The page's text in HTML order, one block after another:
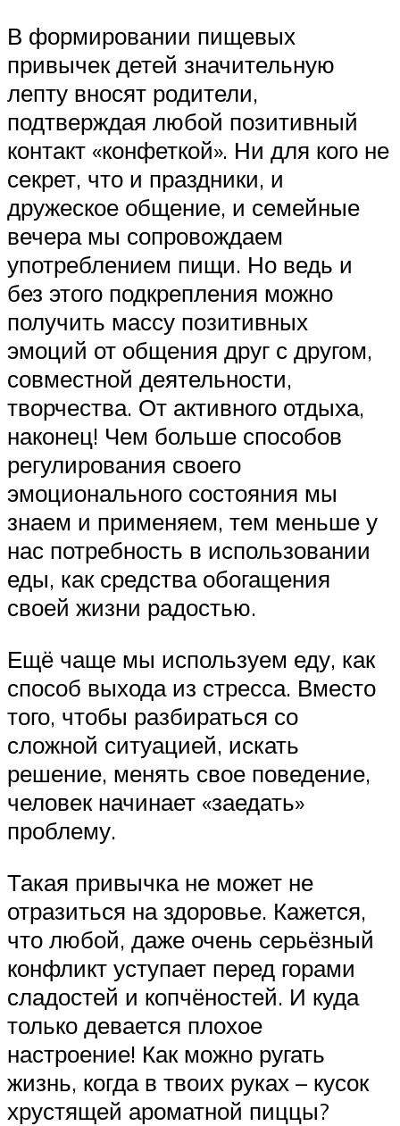
В формировании пищевых
привычек детей значительную
лепту вносят родители,
подтверждая любой позитивный
контакт «конфеткой». Ни для кого не
секрет, что и праздники, и
дружеское общение, и семейные
вечера мы сопровождаем
употреблением пищи. Но ведь и
без этого подкрепления можно
получить массу позитивных
эмоций от общения друг с другом,
совместной деятельности,
творчества. От активного отдыха,
наконец! Чем больше способов
регулирования своего
эмоционального состояния мы
знаем и применяем, тем меньше у
нас потребность в использовании
еды, как средства обогащения
своей жизни радостью.
Ещё чаще мы используем еду, как
способ выхода из стресса. Вместо
того, чтобы разбираться со
сложной ситуацией, искать
решение, менять свое поведение,
человек начинает «заедать»
проблему.
Такая привычка не может не
отразиться на здоровье. Кажется,
что любой, даже очень серьёзный
конфликт уступает перед горами
сладостей и копчёностей. И куда
только девается плохое
настроение! Как можно ругать
жизнь, когда в твоих руках – кусок
хрустящей ароматной пиццы?